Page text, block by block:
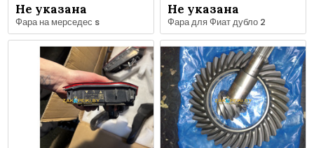
Не указана
Фара на мерседес s
Не указана
Фара для Фиат дубло 2